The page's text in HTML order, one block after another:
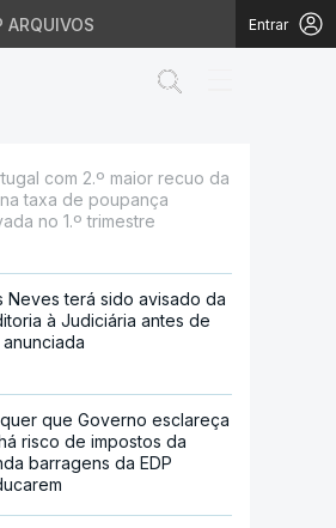
ARQUIVOS Entrar
com 2.º maior recuo da
na taxa de poupança
no 1.º trimestre
Neves terá sido avisado da
à Judiciária antes de
que Governo esclareça
risco de impostos da
barragens da EDP